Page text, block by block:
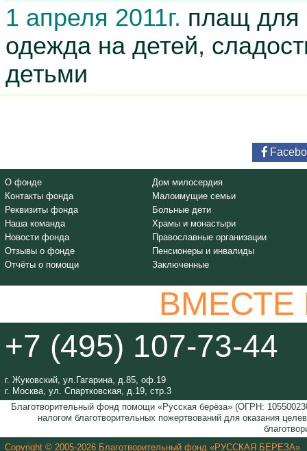
1 апреля 2011г. плащ для
одежда на детей,
детьми
О фонде
Контакты фонда
Реквизиты фонда
Наша команда
Новости фонда
Отзывы о фонде
Отчёты о помощи
Дом милосердия
Малоимущие семьи
Больные дети
Храмы и монастыри
Православные организации
Пенсионеры и инвалиды
Заключенные
+7 (495) 107-73-44
г. Жуковский, ул.Гагарина, д.85, оф.19
г. Москва, ул. Спартковская, д.19, стр.3
Благотворительный фонд помощи «Русская берёза» (ОГРН:
налогом благотворительных пожертвований для оказания
Copyright © 2005-2026 Благотворительный фонд «РУССКАЯ БЕРЕЗА»